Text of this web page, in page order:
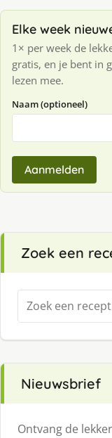
Elke week
1× per week de
gratis, en je bent in
lezen mee.
Naam (optioneel)
Aanmelden
Zoek een
Zoeken
naar:
Nieuwsbrief
Ontvang de